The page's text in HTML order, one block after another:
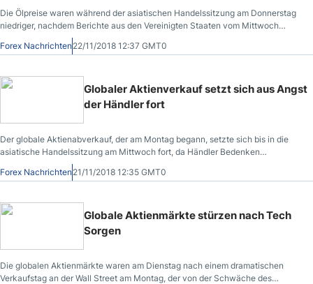
Die Ölpreise waren während der asiatischen Handelssitzung am Donnerstag
niedriger, nachdem Berichte aus den Vereinigten Staaten vom Mittwoch
zeigten, dass die US-Rohöllagerbestände den höchsten Stand seit Dezember
2017 erreichten.
Forex Nachrichten22/11/2018 12:37 GMT0
Globaler Aktienverkauf setzt sich aus Angst
der Händler fort
Der globale Aktienabverkauf, der am Montag begann, setzte sich bis in die
asiatische Handelssitzung am Mittwoch fort, da Händler Bedenken
hinsichtlich des globalen Wachstums äußern.
Forex Nachrichten21/11/2018 12:35 GMT0
Globale Aktienmärkte stürzen nach Tech
Sorgen
Die globalen Aktienmärkte waren am Dienstag nach einem dramatischen
Verkaufstag an der Wall Street am Montag, der von der Schwäche des